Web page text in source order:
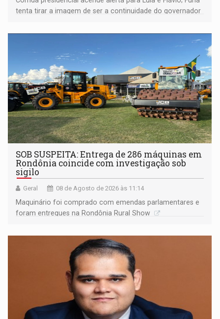
tenta tirar a imagem de ser a continuidade do governador
não ter entrado no modo eleição; ABAV faz evento em
SOB SUSPEITA: Entrega de 286 máquinas em
Rondônia coincide com investigação sob
sigilo
Geral 08 de Agosto de 2026 às 11:14
Maquinário foi comprado com emendas parlamentares e
foram entregues na Rondônia Rural Show